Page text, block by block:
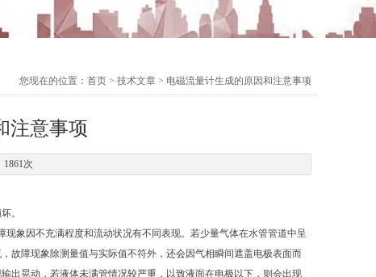
您现在的位置： 首页 > 技术文章 > 电磁流量计生成的原因和注意事项
注意事项
次
。
象因不充满程度和流动状况有不同表现。若少量气体在水管管道中呈
故障现象除测量值与实际值不符外，还会因气相瞬间遮盖电极表面而
出晃动，若液体未满管情况较严重，以致液面在电极以下，则会出现